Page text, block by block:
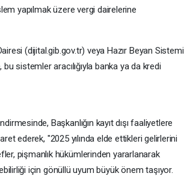
yapılmak üzere vergi dairelerine
(dijital.gib.gov.tr) veya Hazır Beyan Sistemi
sistemler aracılığıyla banka ya da kredi
Başkanlığın kayıt dışı faaliyetlere
ederek, "2025 yılında elde ettikleri gelirlerini
pişmanlık hükümlerinden yararlanarak
için gönüllü uyum büyük önem taşıyor.